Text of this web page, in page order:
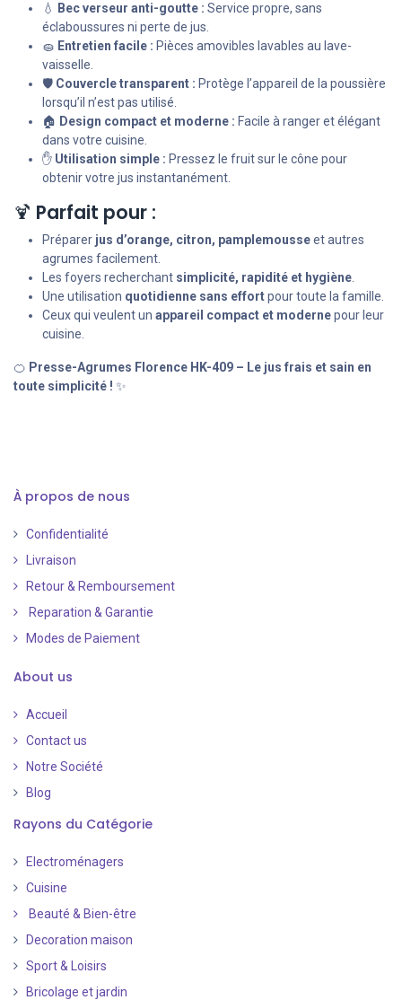
💧 Bec verseur anti-goutte : Service propre, sans
éclaboussures ni perte de jus.
🧽 Entretien facile : Pièces amovibles lavables au lave-
vaisselle.
🛡️ Couvercle transparent : Protège l’appareil de la poussière
lorsqu’il n’est pas utilisé.
🏠 Design compact et moderne : Facile à ranger et élégant
dans votre cuisine.
✋ Utilisation simple : Pressez le fruit sur le cône pour
obtenir votre jus instantanément.
🍹 Parfait pour :
Préparer jus d’orange, citron, pamplemousseet autres
agrumes facilement.
Les foyers recherchant simplicité, rapidité et hygiène
Une utilisation quotidienne sans effortpour toute la famille.
Ceux qui veulent un appareil compact et modernepour leur
cuisine.
🍊 Presse-Agrumes Florence HK-409 – Le jus frais et sain en
toute simplicité ! ✨
À propos de nous
Confidentialité
Livraison
Retour & Remboursement
Reparation & Garantie
Modes de Paiement
About us
Accueil
Contact us
Notre Société
Blog
Rayons du Catégorie
Electroménagers
Cuisine
Beauté & Bien-être
Decoration maison
Sport & Loisirs
Bricolage et jardin